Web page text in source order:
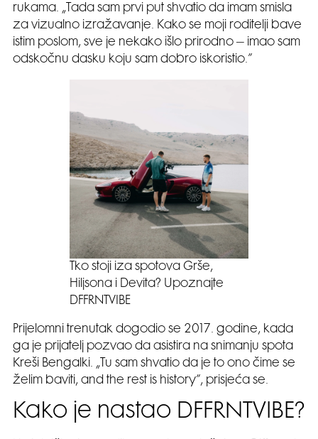
rukama. „Tada sam prvi put shvatio da imam smisla
za vizualno izražavanje. Kako se moji roditelji bave
istim poslom, sve je nekako išlo prirodno – imao sam
odskočnu dasku koju sam dobro iskoristio.”
Tko stoji iza spotova Grše,
Hiljsona i Devita? Upoznajte
DFFRNTVIBE
Prijelomni trenutak dogodio se 2017. godine, kada
ga je prijatelj pozvao da asistira na snimanju spota
Kreši Bengalki. „Tu sam shvatio da je to ono čime se
želim baviti, and the rest is history”, prisjeća se.
Kako je nastao DFFRNTVIBE?